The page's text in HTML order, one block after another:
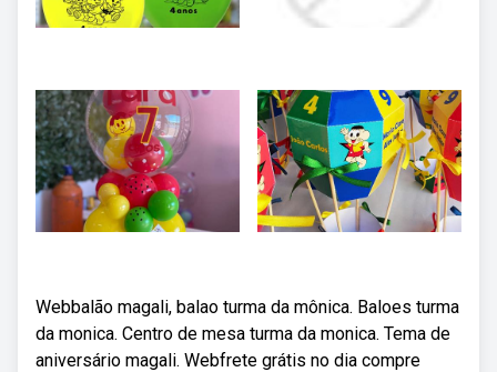
Webbalão magali, balao turma da mônica. Baloes turma
da monica. Centro de mesa turma da monica. Tema de
aniversário magali. Webfrete grátis no dia compre